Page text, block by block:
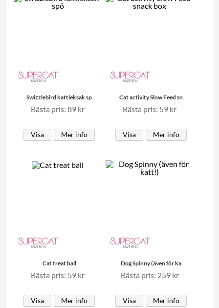
Swizzlebird kattleksak sp
Bästa pris: 89 kr
Visa Mer info
Cat activity Slow Feed sn
Bästa pris: 59 kr
Visa Mer info
Cat treat ball
Bästa pris: 59 kr
Visa Mer info
Dog Spinny (även för ka
Bästa pris: 259 kr
Visa Mer info